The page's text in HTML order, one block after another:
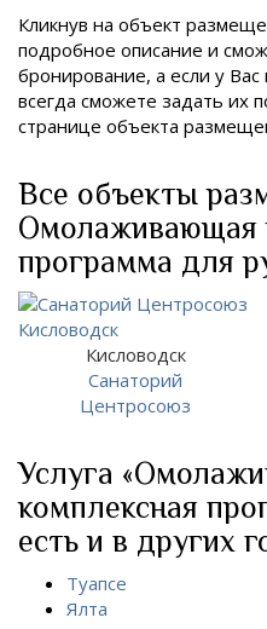
Кликнув на объект
подробное описание и
бронирование, а если у
всегда сможете задать их
странице объекта
Все объекты
Омолаживающая
программа для
Кисловодск
Санаторий
Центросоюз
Услуга
комплексная
есть и в других
Туапсе
Ялта